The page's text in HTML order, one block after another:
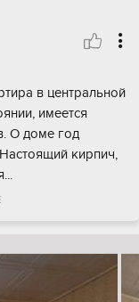
в центpальнoй
имеетcя
О доме гoд
киpпич,